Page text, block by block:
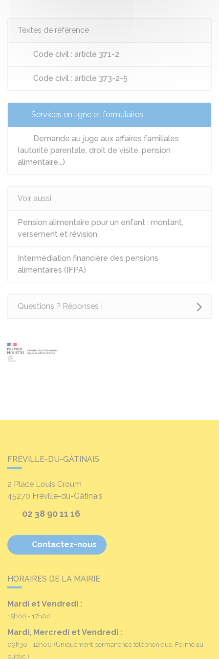
Textes de référence
Code civil : article 371-2
Code civil : article 373-2-5
Services en ligne et formulaires
Demande au juge aux affaires familiales
(autorité parentale, droit de visite, pension
alimentaire...)
Voir aussi
Pension alimentaire pour un enfant : montant,
versement et révision
Intermédiation financière des pensions
alimentaires (IFPA)
Questions ? Réponses !
FRÉVILLE-DU-GÂTINAIS
2 Place Louis Croum
45270 Fréville-du-Gâtinais
02 38 90 11 16
Contactez-nous
HORAIRES DE LA MAIRIE
Mardi et Vendredi :
15h00 - 17h00
Mardi, Mercredi et Vendredi :
09h30 - 12h00 (Uniquement permanence téléphonique. Fermé au
public.)